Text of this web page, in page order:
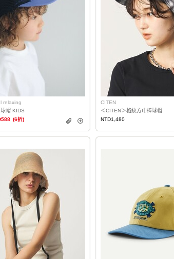
relaxing
帽 KIDS
(6折)
CITEN
＜CITEN＞格紋方巾棒球帽
NTD1,480